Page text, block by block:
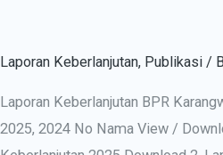
Laporan Keberlanjutan, Publikasi /
Laporan Keberlanjutan BPR
2025, 2024 No Nama View /